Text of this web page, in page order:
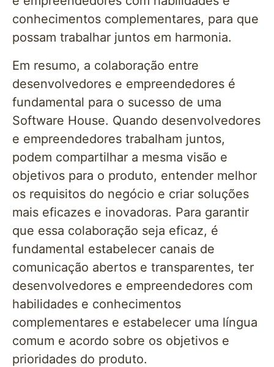
conhecimentos complementares, para que
possam trabalhar juntos em harmonia.
Em resumo, a colaboração entre
desenvolvedores e empreendedores é
fundamental para o sucesso de uma
Software House. Quando desenvolvedores
e empreendedores trabalham juntos,
podem compartilhar a mesma visão e
objetivos para o produto, entender melhor
os requisitos do negócio e criar soluções
mais eficazes e inovadoras. Para garantir
que essa colaboração seja eficaz, é
fundamental estabelecer canais de
comunicação abertos e transparentes, ter
desenvolvedores e empreendedores com
habilidades e conhecimentos
complementares e estabelecer uma língua
comum e acordo sobre os objetivos e
prioridades do produto.